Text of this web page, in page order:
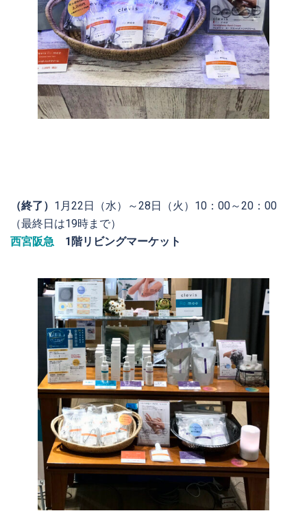
（終了） 1月22日（水）～28日（火）10：00～20：00
（最終日は19時まで）
西宮阪急 1階リビングマーケット